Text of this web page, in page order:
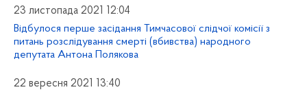
23 листопада 2021 12:04
Відбулося перше засідання Тимчасової слідчої комісії з
питань розслідування смерті (вбивства) народного
депутата Антона Полякова
22 вересня 2021 13:40